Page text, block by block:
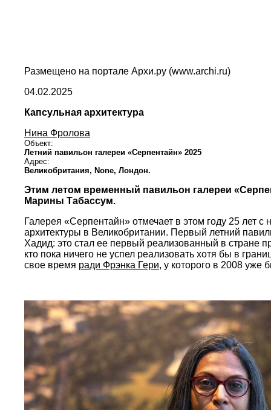
Размещено на портале Архи.ру (www.archi.ru)
04.02.2025
Капсульная архитектура
Нина Фролова
Объект:
Летний павильон галереи «Серпентайн» 2025
Адрес:
Великобритания, None, Лондон.
Этим летом временный павильон галереи
Марины Табассум.
Галерея «Серпентайн» отмечает в этом году 25 лет
архитектуры в Великобритании. Первый летний
Хадид: это стал ее первый реализованный в стране
кто пока ничего не успел реализовать хотя бы в
свое время ради Фрэнка Гери, у которого в 2008 уже